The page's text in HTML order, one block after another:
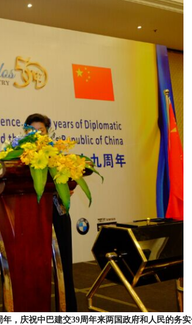
，庆祝中巴建交39周年来两国政府和人民的务